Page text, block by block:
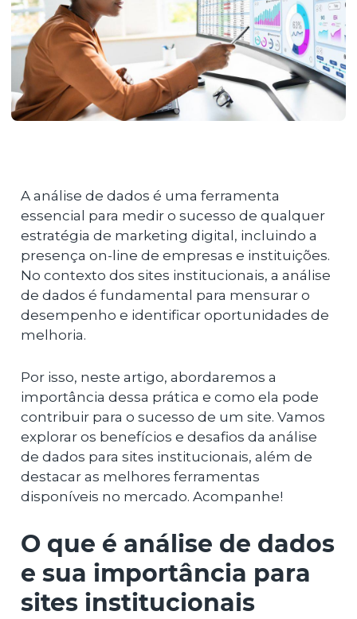
A análise de dados é uma ferramenta
essencial para medir o sucesso de qualquer
estratégia de marketing digital, incluindo a
presença on-line de empresas e instituições.
No contexto dos sites institucionais, a análise
de dados é fundamental para mensurar o
desempenho e identificar oportunidades de
melhoria.
Por isso, neste artigo, abordaremos a
importância dessa prática e como ela pode
contribuir para o sucesso de um site. Vamos
explorar os benefícios e desafios da análise
de dados para sites institucionais, além de
destacar as melhores ferramentas
disponíveis no mercado. Acompanhe!
O que é análise de dados
e sua importância para
sites institucionais